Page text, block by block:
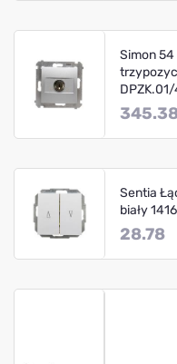
Simon
Sentia
biały
28.78